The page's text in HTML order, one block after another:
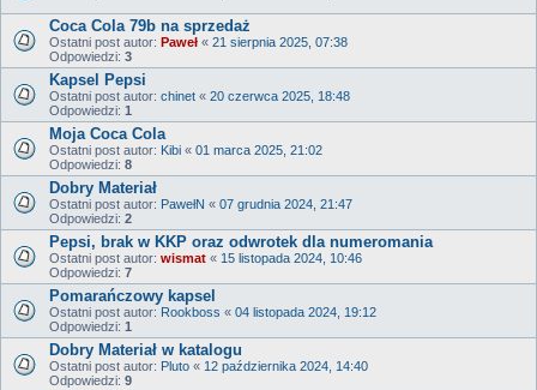
Coca Cola 79b na sprzedaż
Ostatni post autor: Paweł « 21 sierpnia 2025, 07:38
Odpowiedzi: 3
Kapsel Pepsi
Ostatni post autor: chinet « 20 czerwca 2025, 18:48
Odpowiedzi: 1
Moja Coca Cola
Ostatni post autor: Kibi « 01 marca 2025, 21:02
Odpowiedzi: 8
Dobry Materiał
Ostatni post autor: PawełN « 07 grudnia 2024, 21:47
Odpowiedzi: 2
Pepsi, brak w KKP oraz odwrotek dla numeromania
Ostatni post autor: wismat « 15 listopada 2024, 10:46
Odpowiedzi: 7
Pomarańczowy kapsel
Ostatni post autor: Rookboss « 04 listopada 2024, 19:12
Odpowiedzi: 1
Dobry Materiał w katalogu
Ostatni post autor: Pluto « 12 października 2024, 14:40
Odpowiedzi: 9